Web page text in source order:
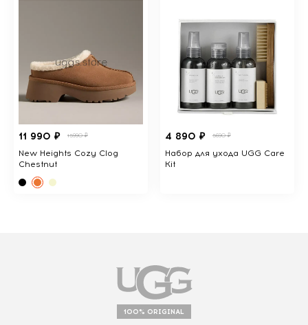
11 990 ₽ 15990 ₽
New Heights Cozy Clog
Chestnut
4 890 ₽ 5690 ₽
Набор для ухода UGG Care
Kit
100% ORIGINAL